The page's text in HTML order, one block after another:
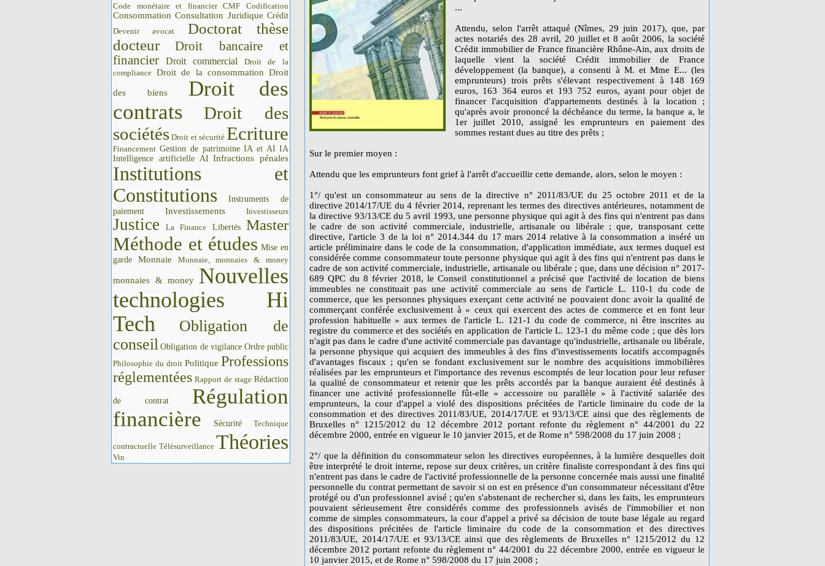
Code monétaire et financier CMF
Codification
Consommation Consultation Juridique Crédit
Devenir avocat
Doctorat thèse
docteur
Droit bancaire et
financier
Droit commercial
Droit de la
compliance Droit de la consommation Droit
des biens
Droit des
contrats
Droit des
sociétés Droit et sécurité Ecriture
Financement Gestion de patrimoine IA et AI IA
Intelligence artificielle AI Infractions pénales
Institutions et
Constitutions
Instruments de
paiement
Investissements Investisseurs
Justice La Finance Libertés Master
Méthode et études Mise en
garde
Monnaie Monnaie, monnaies & money
monnaies & money Nouvelles
technologies Hi
Tech
Obligation de
conseil Obligation de vigilance Ordre public
Philosophie du droit Politique Professions
réglementées Rapport de stage Rédaction
de contrat
Régulation
financière
Sécurité Technique
contractuelle Télésurveillance Théories
Vin
...
Attendu, selon l'arrêt attaqué (Nîmes, 29 juin 2017), que, par
actes notariés des 28 avril, 20 juillet et 8 août 2006, la société
Crédit immobilier de France financière Rhône-Ain, aux droits de
laquelle vient la société Crédit immobilier de France
développement (la banque), a consenti à M. et Mme E... (les
emprunteurs) trois prêts s'élevant respectivement à 148 169
euros, 163 364 euros et 193 752 euros, ayant pour objet de
financer l'acquisition d'appartements destinés à la location ;
qu'après avoir prononcé la déchéance du terme, la banque a, le
1er juillet 2010, assigné les emprunteurs en paiement des
sommes restant dues au titre des prêts ;
Sur le premier moyen :
Attendu que les emprunteurs font grief à l'arrêt d'accueillir cette demande, alors, selon le moyen :
1°/ qu'est un consommateur au sens de la directive n° 2011/83/UE du 25 octobre 2011 et de la
directive 2014/17/UE du 4 février 2014, reprenant les termes des directives antérieures, notamment de
la directive 93/13/CE du 5 avril 1993, une personne physique qui agit à des fins qui n'entrent pas dans
le cadre de son activité commerciale, industrielle, artisanale ou libérale ; que, transposant cette
directive, l'article 3 de la loi n° 2014.344 du 17 mars 2014 relative à la consommation a inséré un
article préliminaire dans le code de la consommation, d'application immédiate, aux termes duquel est
considérée comme consommateur toute personne physique qui agit à des fins qui n'entrent pas dans le
cadre de son activité commerciale, industrielle, artisanale ou libérale ; que, dans une décision n° 2017-
689 QPC du 8 février 2018, le Conseil constitutionnel a précisé que l'activité de location de biens
immeubles ne constituait pas une activité commerciale au sens de l'article L. 110-1 du code de
commerce, que les personnes physiques exerçant cette activité ne pouvaient donc avoir la qualité de
commerçant conférée exclusivement à « ceux qui exercent des actes de commerce et en font leur
profession habituelle » aux termes de l'article L. 121-1 du code de commerce, ni être inscrites au
registre du commerce et des sociétés en application de l'article L. 123-1 du même code ; que dès lors
n'agit pas dans le cadre d'une activité commerciale pas davantage qu'industrielle, artisanale ou libérale,
la personne physique qui acquiert des immeubles à des fins d'investissements locatifs accompagnés
d'avantages fiscaux ; qu'en se fondant exclusivement sur le nombre des acquisitions immobilières
réalisées par les emprunteurs et l'importance des revenus escomptés de leur location pour leur refuser
la qualité de consommateur et retenir que les prêts accordés par la banque auraient été destinés à
financer une activité professionnelle fût-elle « accessoire ou parallèle » à l'activité salariée des
emprunteurs, la cour d'appel a violé des dispositions précitées de l'article liminaire du code de la
consommation et des directives 2011/83/UE, 2014/17/UE et 93/13/CE ainsi que des règlements de
Bruxelles n° 1215/2012 du 12 décembre 2012 portant refonte du règlement n° 44/2001 du 22
décembre 2000, entrée en vigueur le 10 janvier 2015, et de Rome n° 598/2008 du 17 juin 2008 ;
2°/ que la définition du consommateur selon les directives européennes, à la lumière desquelles doit
être interprété le droit interne, repose sur deux critères, un critère finaliste correspondant à des fins qui
n'entrent pas dans le cadre de l'activité professionnelle de la personne concernée mais aussi une finalité
personnelle du contrat permettant de savoir si on est en présence d'un consommateur nécessitant d'être
protégé ou d'un professionnel avisé ; qu'en s'abstenant de rechercher si, dans les faits, les emprunteurs
pouvaient sérieusement être considérés comme des professionnels avisés de l'immobilier et non
comme de simples consommateurs, la cour d'appel a privé sa décision de toute base légale au regard
des dispositions précitées de l'article liminaire du code de la consommation et des directives
2011/83/UE, 2014/17/UE et 93/13/CE ainsi que des règlements de Bruxelles n° 1215/2012 du 12
décembre 2012 portant refonte du règlement n° 44/2001 du 22 décembre 2000, entrée en vigueur le
10 janvier 2015, et de Rome n° 598/2008 du 17 juin 2008 ;